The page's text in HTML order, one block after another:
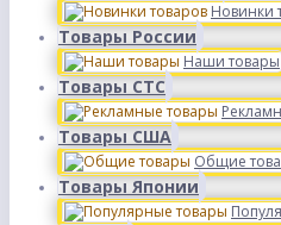
Новинки
Товары России
Наши товары
Товары СТС
Товары США
Общие
Товары Японии